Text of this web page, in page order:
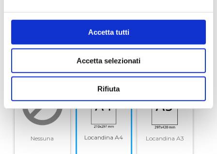
Accetta tutti
Accetta selezionati
Rifiuta
20 x locandine (di uguale misura)
Nessuna Locandina A4 Locandina A3